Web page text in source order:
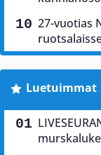
27-vuotias
Luetuimmat